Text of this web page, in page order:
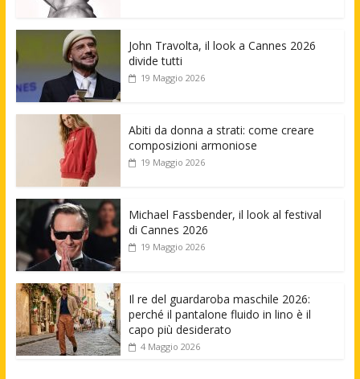
John Travolta, il look a Cannes 2026
divide tutti
19 Maggio 2026
Abiti da donna a strati: come creare
composizioni armoniose
19 Maggio 2026
Michael Fassbender, il look al festival
di Cannes 2026
19 Maggio 2026
Il re del guardaroba maschile 2026:
perché il pantalone fluido in lino è il
capo più desiderato
4 Maggio 2026